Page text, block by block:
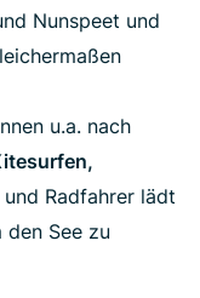
Nunspeet und
u.a. nach
und Radfahrer lädt
See zu